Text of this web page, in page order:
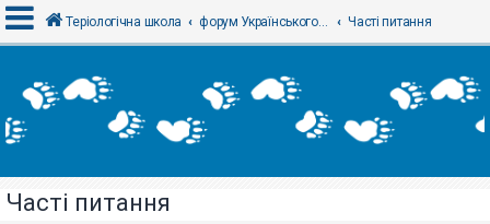
х
і
Р
Теріологічна школа форум Українського теріологічного товариства Часті питання
Часті питання